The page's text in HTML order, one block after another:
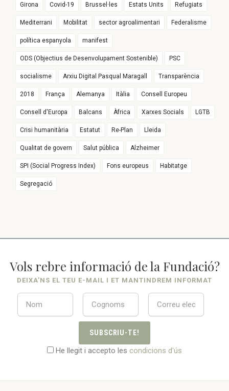
Girona Covid-19 Brussel·les Estats Units Refugiats
Mediterrani Mobilitat sector agroalimentari Federalisme
política espanyola manifest
ODS (Objectius de Desenvolupament Sostenible) PSC
socialisme Arxiu Digital Pasqual Maragall Transparència
2018 França Alemanya Itàlia Consell Europeu
Consell d'Europa Balcans Àfrica Xarxes Socials LGTB
Crisi humanitària Estatut Re-Plan Lleida
Qualitat de govern Salut pública Alzheimer
SPI (Social Progress Index) Fons europeus Habitatge
Segregació
Vols rebre informació de la Fundació?
DEIXA’NS EL TEU E-MAIL I ET MANTINDREM INFORMAT
SUBSCRIU-TE!
He llegit i accepto les condicions d'ús